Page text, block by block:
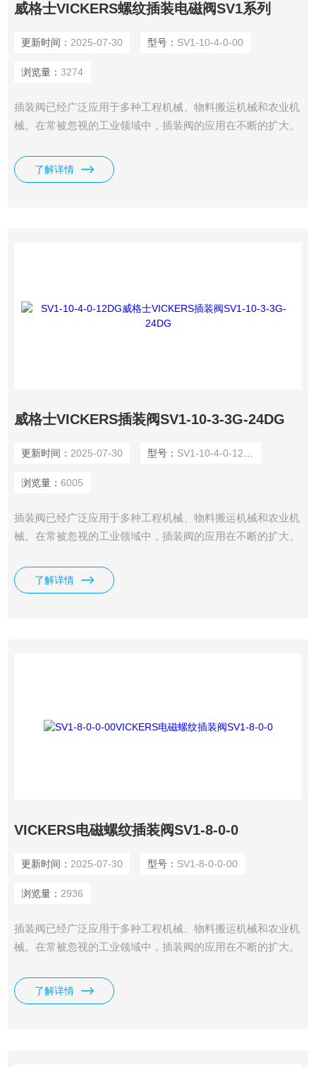
威格士VICKERS螺纹插装电磁阀SV1系列
更新时间： 2025-07-30 型号： SV1-10-4-0-00
浏览量： 3274
插装阀已经广泛应用于多种工程机械、物料搬运机械和农业机
械。在常被忽视的工业领域中，插装阀的应用在不断的扩大。
手无策，而插装阀却大显身手。在某些应用场合，插装阀是提
高生产力和竞争力的选择，如威格士VICKERS螺纹插装电磁
了解详情
威格士VICKERS插装阀SV1-10-3-3G-24DG
更新时间： 2025-07-30 型号： SV1-10-4-0-12DG
浏览量： 6005
插装阀已经广泛应用于多种工程机械、物料搬运机械和农业机
械。在常被忽视的工业领域中，插装阀的应用在不断的扩大。
手无策，而插装阀却大显身手。在某些应用场合，插装阀是提
高生产力和竞争力的选择，如威格士VICKERS插装阀SV1-10-
了解详情
VICKERS电磁螺纹插装阀SV1-8-0-0
更新时间： 2025-07-30 型号： SV1-8-0-0-00
浏览量： 2936
插装阀已经广泛应用于多种工程机械、物料搬运机械和农业机
械。在常被忽视的工业领域中，插装阀的应用在不断的扩大。
手无策，而插装阀却大显身手。在某些应用场合，插装阀是提
高生产力和竞争力的选择，如VICKERS电磁螺纹插装阀SV1-
了解详情